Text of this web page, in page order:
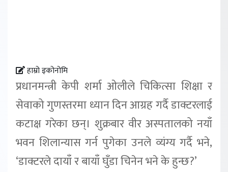
हाम्रो इकोनोमि
प्रधानमन्त्री केपी शर्मा ओलीले चिकित्सा शिक्षा र
सेवाको गुणस्तरमा ध्यान दिन आग्रह गर्दै डाक्टरलाई
कटाक्ष गरेका छन्। शुक्रबार वीर अस्पतालको नयाँ
भवन शिलान्यास गर्न पुगेका उनले व्यंग्य गर्दै भने,
‘डाक्टरले दायाँ र बायाँ घुँडा चिनेन भने के हुन्छ?’